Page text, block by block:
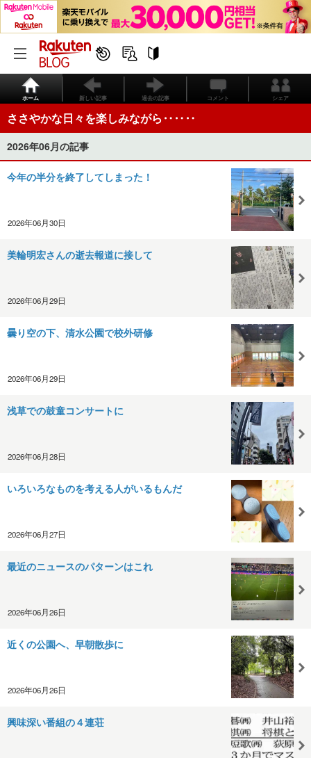
ホーム 新しい記事 過去の記事 コメント シェア
ささやかな日々を楽しみながら‥‥‥
2026年06月の記事
今年の半分を終了してしまった！
2026年06月30日
美輪明宏さんの逝去報道に接して
2026年06月29日
曇り空の下、清水公園で校外研修
2026年06月29日
浅草での鼓童コンサートに
2026年06月28日
いろいろなものを考える人がいるもんだ
2026年06月27日
最近のニュースのパターンはこれ
2026年06月26日
近くの公園へ、早朝散歩に
2026年06月26日
興味深い番組の４連荘